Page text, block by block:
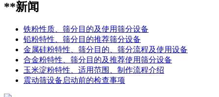
**新闻
铁粉性质、筛分目的及使用筛分设备
铅粉特性、筛分目的推荐筛分设备
金属硅粉特性、筛分目的、筛分流程及使用设备
合金粉特性、筛分目的及推荐使用筛分设备
玉米淀粉特性、适用范围、制作流程介绍
震动筛设备启动前的检查事项